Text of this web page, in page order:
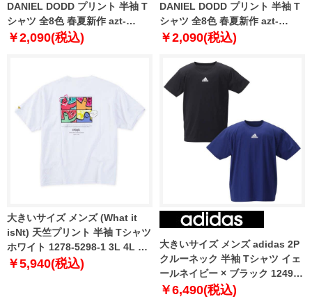
DANIEL DODD プリント 半袖 T
シャツ 全8色 春夏新作 azt-
2602pt5 【fre】
￥2,090(税込)
DANIEL DODD プリント 半袖 T
シャツ 全8色 春夏新作 azt-
2602pt6 【fre】
￥2,090(税込)
大きいサイズ メンズ (What it
isNt) 天竺プリント 半袖 Tシャツ
ホワイト 1278-5298-1 3L 4L 5L
6L 8L
￥5,940(税込)
大きいサイズ メンズ adidas 2P
クルーネック 半袖 Tシャツ イェ
ールネイビー × ブラック 1249-
3280-1 3L 4L 5L 6L 8L
￥6,490(税込)